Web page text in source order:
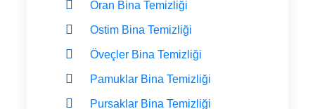
Oran Bina Temizliği
Ostim Bina Temizliği
Öveçler Bina Temizliği
Pamuklar Bina Temizliği
Pursaklar Bina Temizliği